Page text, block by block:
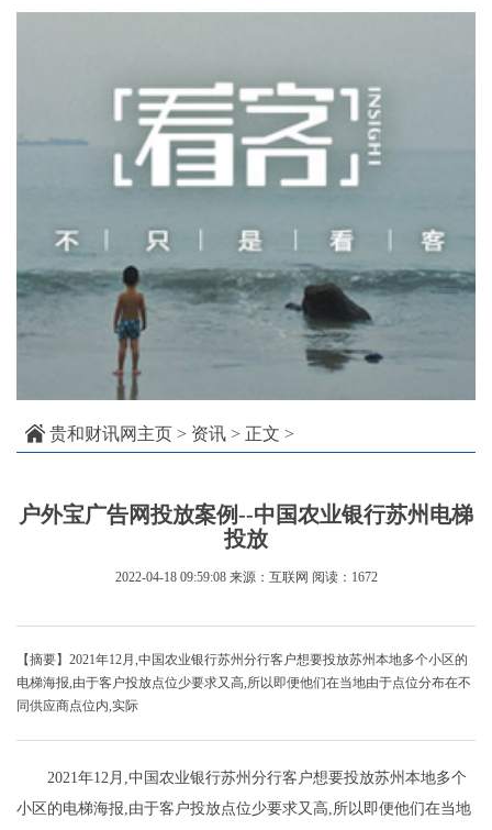
贵和财讯网主页 > 资讯 > 正文 >
户外宝广告网投放案例--中国农业银行苏州电梯
投放
2022-04-18 09:59:08 来源：互联网 阅读：1672
【摘要】2021年12月,中国农业银行苏州分行客户想要投放苏州本地多个小区的
电梯海报,由于客户投放点位少要求又高,所以即便他们在当地由于点位分布在不
同供应商点位内,实际
2021年12月,中国农业银行苏州分行客户想要投放苏州本地多个
小区的电梯海报,由于客户投放点位少要求又高,所以即便他们在当地